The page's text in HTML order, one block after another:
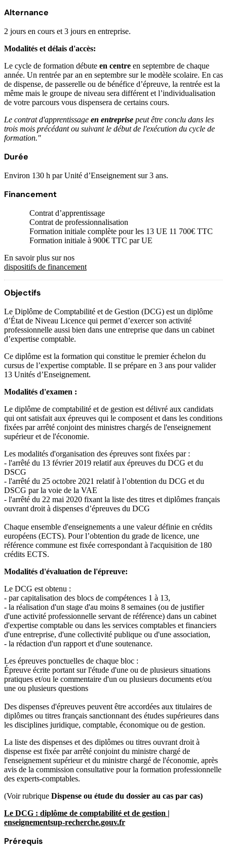
Alternance
2 jours en cours et 3 jours en entreprise.
Modalités et délais d'accès:
Le cycle de formation débute en centre en septembre de chaque
année. Un rentrée par an en septembre sur le modèle scolaire. En cas
de dispense, de passerelle ou de bénéfice d’épreuve, la rentrée est la
même mais le groupe de niveau sera différent et l’individualisation
de votre parcours vous dispensera de certains cours.
Le contrat d'apprentissage en entreprise peut être conclu dans les
trois mois précédant ou suivant le début de l'exécution du cycle de
formation."
Durée
Environ 130 h par Unité d’Enseignement sur 3 ans.
Financement
Contrat d’apprentissage
Contrat de professionnalisation
Formation initiale complète pour les 13 UE 11 700€ TTC
Formation initiale à 900€ TTC par UE
En savoir plus sur nos
dispositifs de financement
Objectifs
Le Diplôme de Comptabilité et de Gestion (DCG) est un diplôme
d’État de Niveau Licence qui permet d’exercer son activité
professionnelle aussi bien dans une entreprise que dans un cabinet
d’expertise comptable.
Ce diplôme est la formation qui constitue le premier échelon du
cursus de l’expertise comptable. Il se prépare en 3 ans pour valider
13 Unités d’Enseignement.
Modalités d'examen :
Le diplôme de comptabilité et de gestion est délivré aux candidats
qui ont satisfait aux épreuves qui le composent et dans les conditions
fixées par arrêté conjoint des ministres chargés de l'enseignement
supérieur et de l'économie.
Les modalités d'organisation des épreuves sont fixées par :
- l'arrêté du 13 février 2019 relatif aux épreuves du DCG et du
DSCG
- l'arrêté du 25 octobre 2021 relatif à l’obtention du DCG et du
DSCG par la voie de la VAE
- l'arrêté du 22 mai 2020 fixant la liste des titres et diplômes français
ouvrant droit à dispenses d’épreuves du DCG
Chaque ensemble d'enseignements a une valeur définie en crédits
européens (ECTS). Pour l’obtention du grade de licence, une
référence commune est fixée correspondant à l'acquisition de 180
crédits ECTS.
Modalités d'évaluation de l'épreuve:
Le DCG est obtenu :
- par capitalisation des blocs de compétences 1 à 13,
- la réalisation d'un stage d'au moins 8 semaines (ou de justifier
d'une activité professionnelle servant de référence) dans un cabinet
d'expertise comptable ou dans les services comptables et financiers
d'une entreprise, d'une collectivité publique ou d'une association,
- la rédaction d'un rapport et d'une soutenance.
Les épreuves ponctuelles de chaque bloc :
Épreuve écrite portant sur l'étude d'une ou de plusieurs situations
pratiques et/ou le commentaire d'un ou plusieurs documents et/ou
une ou plusieurs questions
Des dispenses d'épreuves peuvent être accordées aux titulaires de
diplômes ou titres français sanctionnant des études supérieures dans
les disciplines juridique, comptable, économique ou de gestion.
La liste des dispenses et des diplômes ou titres ouvrant droit à
dispense est fixée par arrêté conjoint du ministre chargé de
l'enseignement supérieur et du ministre chargé de l'économie, après
avis de la commission consultative pour la formation professionnelle
des experts-comptables.
(Voir rubrique Dispense ou étude du dossier au cas par cas)
Le DCG : diplôme de comptabilité et de gestion |
enseignementsup-recherche.gouv.fr
Prérequis